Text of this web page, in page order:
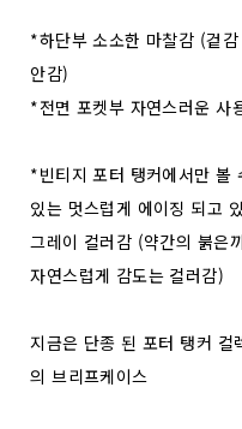
*하단부 소소한 마찰감 (겉
안감)
*전면 포켓부 자연스러운 사
*빈티지 포터 탱커에서만 볼
있는 멋스럽게 에이징 되고
그레이 컬러감 (약간의 붉은
자연스럽게 감도는 컬러감)
지금은 단종 된 포터 탱커 컬
의 브리프케이스